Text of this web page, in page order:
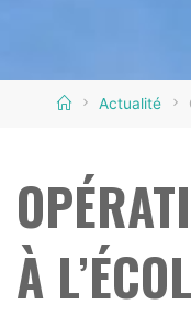
HomeActualité
À